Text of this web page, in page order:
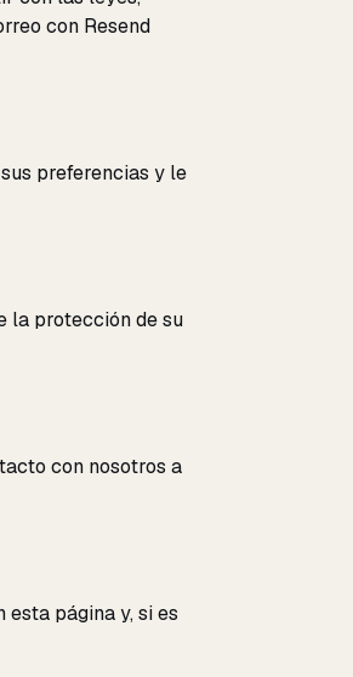
con Resend
preferencias y le
la protección de su
con nosotros a
página y, si es